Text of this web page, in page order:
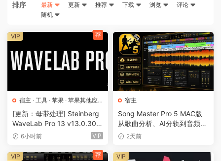
排序 最新 更新 推荐 下载 浏览
评论
随机
宿主 · 工具 · 苹果 · 苹果其他应
用· 苹果宿主
[更新：母带处理] Steinberg
WaveLab Pro 13 v13.0.30
+安装方法 [WiN, MacOSX]
6小时前 VIP
VIP 荐
宿主
Song Master Pro 5 MAC版
从歌曲分析、AI分轨到音频转
MIDI的一体化音乐工具
2天前
VIP 荐 VIP